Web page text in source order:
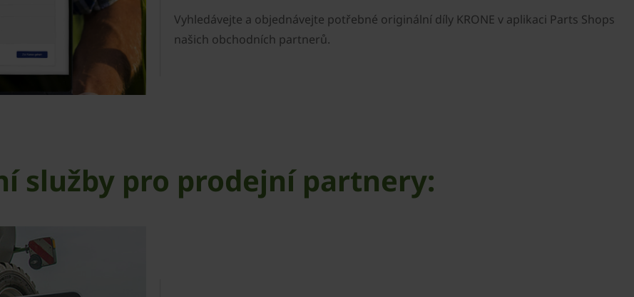
Vyhledávejte a objednávejte potřebné originální díly KRONE v aplikaci Parts Shops
našich obchodních partnerů.
služby pro prodejní partnery: